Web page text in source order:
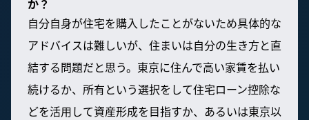
自分自身が住宅を購入したことがないため具体的な
アドバイスは難しいが、住まいは自分の生き方と直
結する問題だと思う。東京に住んで高い家賃を払い
続けるか、所有という選択をして住宅ローン控除な
どを活用して資産形成を目指すか、あるいは東京以